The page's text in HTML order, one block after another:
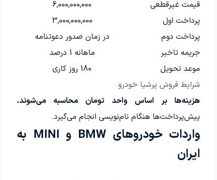
شرایط فروش پرشیا خودرو
قیمت غیرقطعی
6,000,000,000
پرداخت اول
3,000,000,000
پرداخت دوم
در زمان صدور دعوتنامه
جریمه تاخیر
ماهانه 1 درصد
موعد تحویل
180 روز کاری
هزینه‌ها بر اساس واحد تومان محاسبه می‌شوند.
پیش‌پرداخت‌ها هنگام نام‌نویسی انجام می‌گیرد.
واردات خودروهای BMW و MINI به
ایران